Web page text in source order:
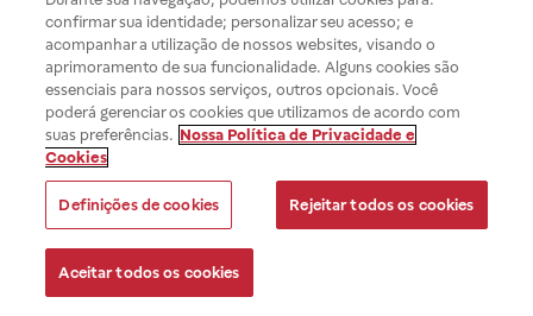
confirmar sua identidade; personalizar seu acesso; e
acompanhar a utilização de nossos websites, visando o
aprimoramento de sua funcionalidade. Alguns cookies são
essenciais para nossos serviços, outros opcionais. Você
poderá gerenciar os cookies que utilizamos de acordo com
suas preferências. Nossa Política de Privacidade e
Cookies
Definições de cookies Rejeitar todos os cookies
Aceitar todos os cookies